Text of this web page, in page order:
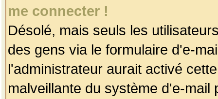
me connecter !
Désolé, mais seuls les
des gens via le formulaire d'e-
l'administrateur aurait activé
malveillante du système d'e-